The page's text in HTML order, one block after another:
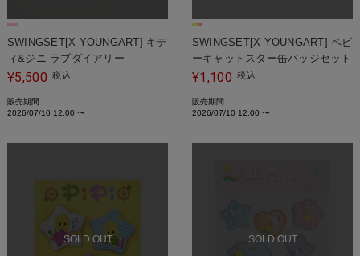
SWINGSET[X YOUNGART] キデ
ィ&ジニ ラブダイアリー
¥5,500 税込
販売期間
2026/07/10 12:00 〜
SWINGSET[X YOUNGART] ベビ
ーキャットスター缶バッジセット
¥1,100 税込
販売期間
2026/07/10 12:00 〜
SOLD OUT SOLD OUT